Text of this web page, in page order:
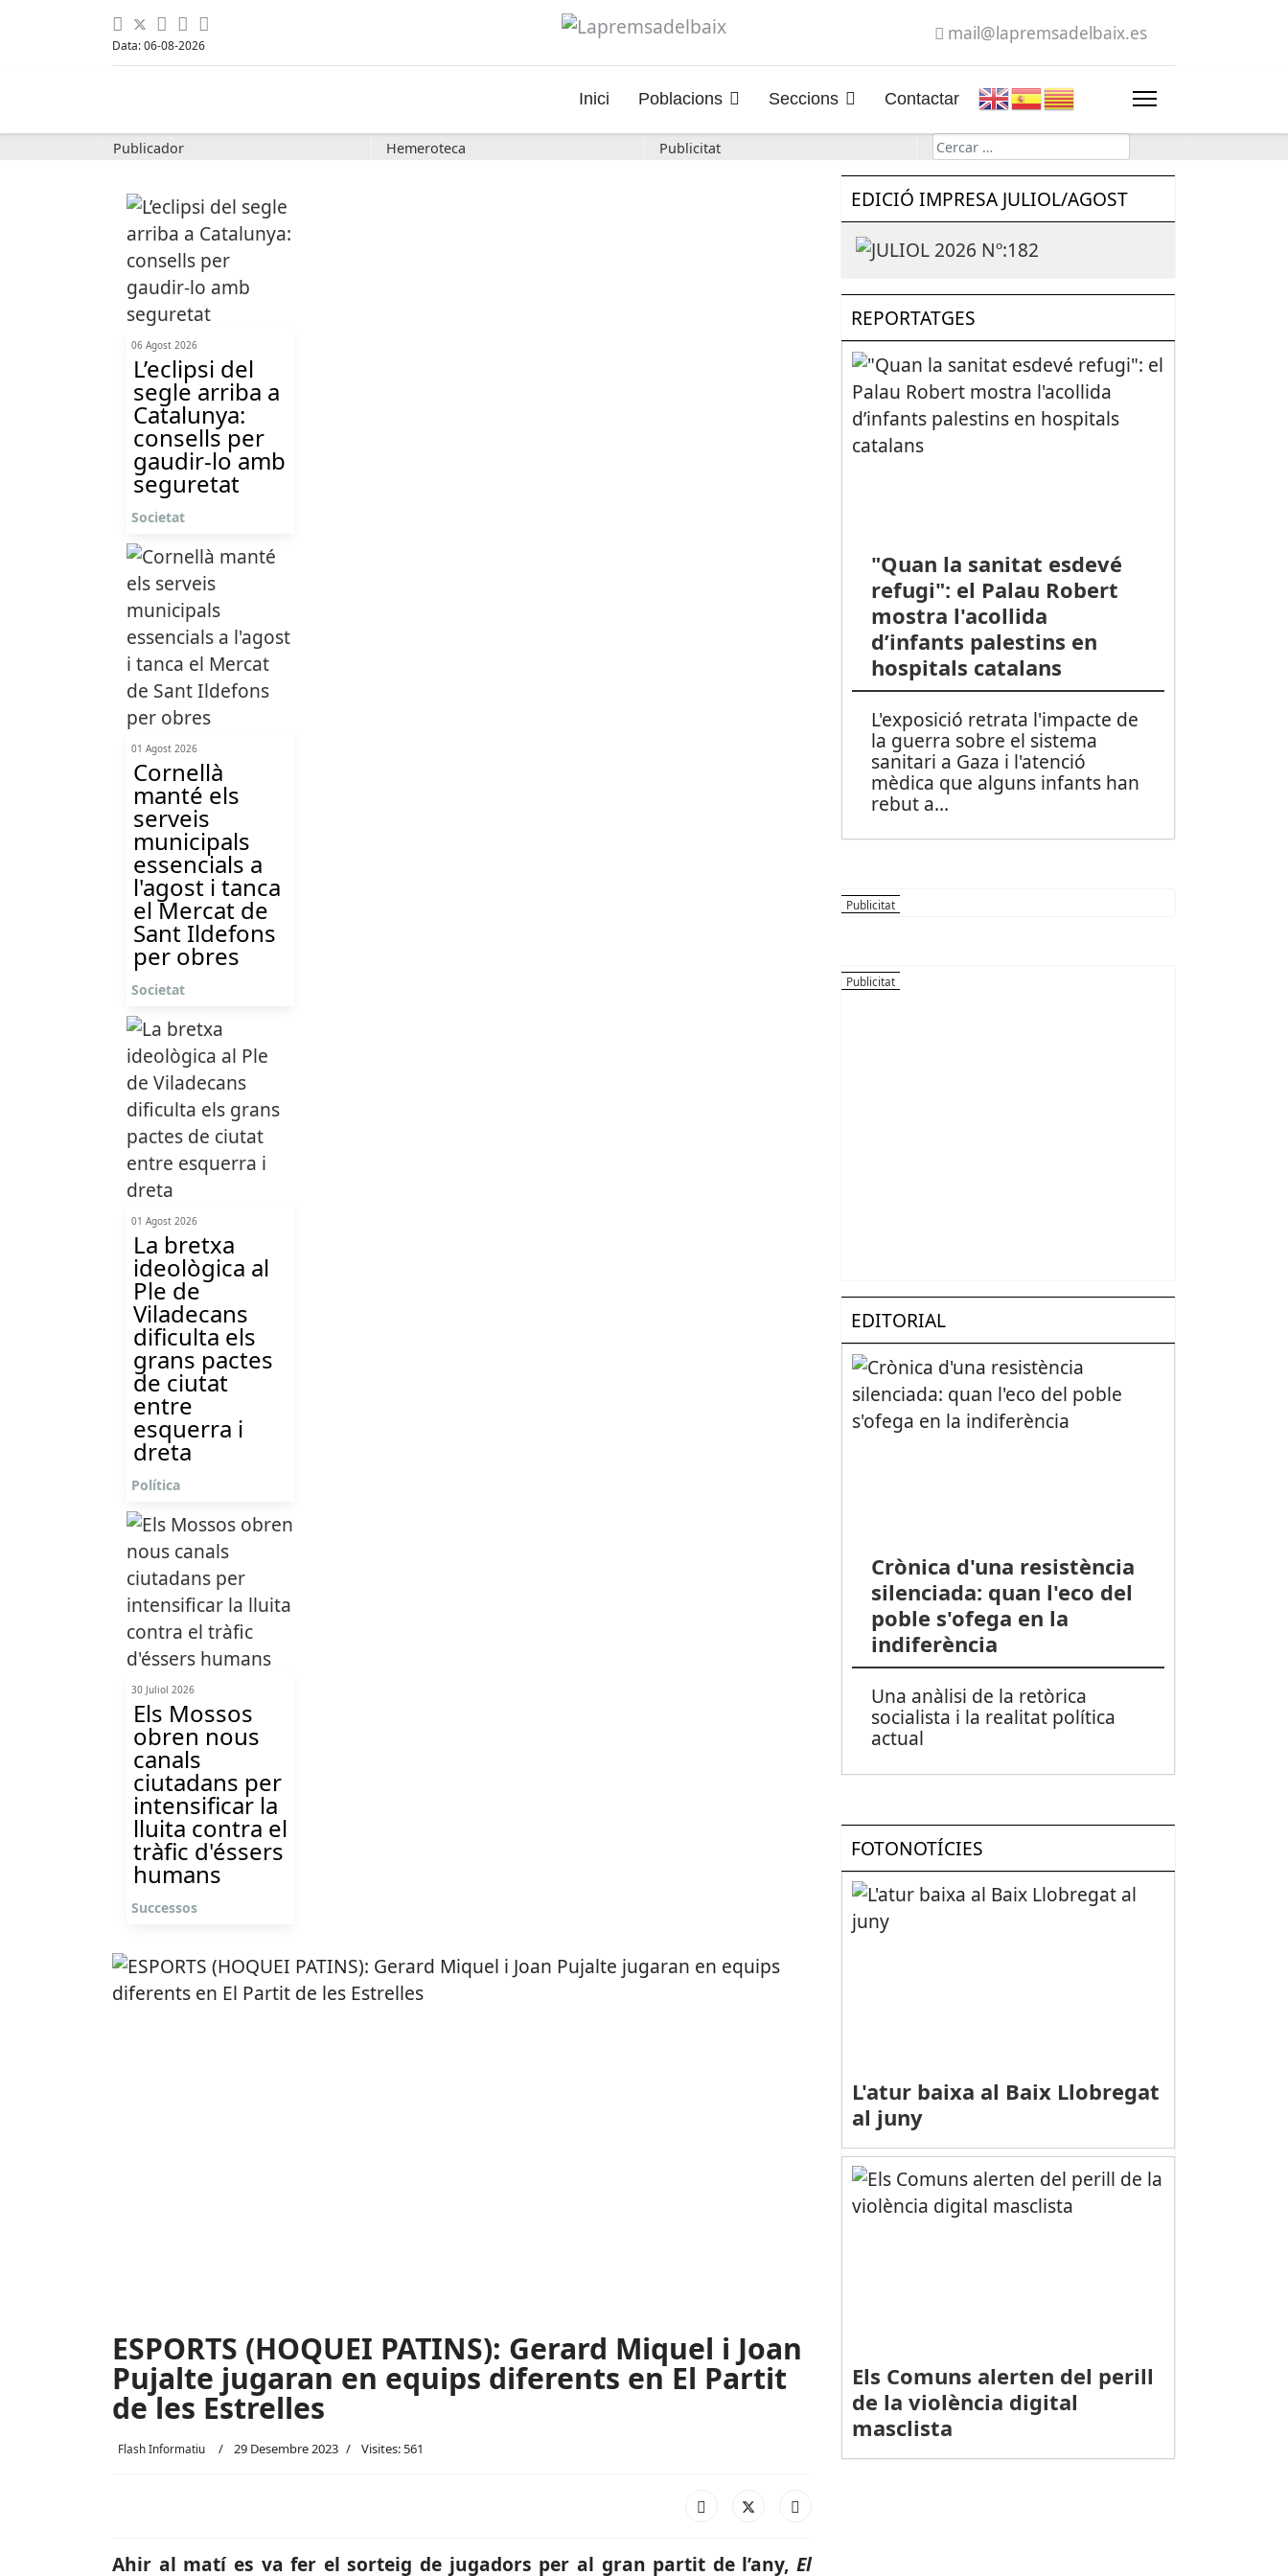
Data: 06-08-2026
mail@lapremsadelbaix.es
Inici Poblacions Seccions Contactar
Publicador Hemeroteca Publicitat Cerca
06 Agost 2026
L’eclipsi del
segle arriba a
Catalunya:
consells per
gaudir-lo amb
seguretat
Societat
01 Agost 2026
Cornellà
manté els
serveis
municipals
essencials a
l'agost i tanca
el Mercat de
Sant Ildefons
per obres
Societat
01 Agost 2026
La bretxa
ideològica al
Ple de
Viladecans
dificulta els
grans pactes
de ciutat
entre
esquerra i
dreta
Política
30 Juliol 2026
Els Mossos
obren nous
canals
ciutadans per
intensificar la
lluita contra el
tràfic d'éssers
humans
Successos
ESPORTS (HOQUEI PATINS): Gerard Miquel i Joan
Pujalte jugaran en equips diferents en El Partit
de les Estrelles
Flash Informatiu 29 Desembre 2023 Visites: 561
Ahir al matí es va fer el sorteig de jugadors per al gran partit de l’any, El
EDICIÓ IMPRESA JULIOL/AGOST
REPORTATGES
"Quan la sanitat esdevé
refugi": el Palau Robert
mostra l'acollida
d’infants palestins en
hospitals catalans
L'exposició retrata l'impacte de
la guerra sobre el sistema
sanitari a Gaza i l'atenció
mèdica que alguns infants han
rebut a...
EDITORIAL
Crònica d'una resistència
silenciada: quan l'eco del
poble s'ofega en la
indiferència
Una anàlisi de la retòrica
socialista i la realitat política
actual
FOTONOTÍCIES
L'atur baixa al Baix Llobregat
al juny
Els Comuns alerten del perill
de la violència digital
masclista